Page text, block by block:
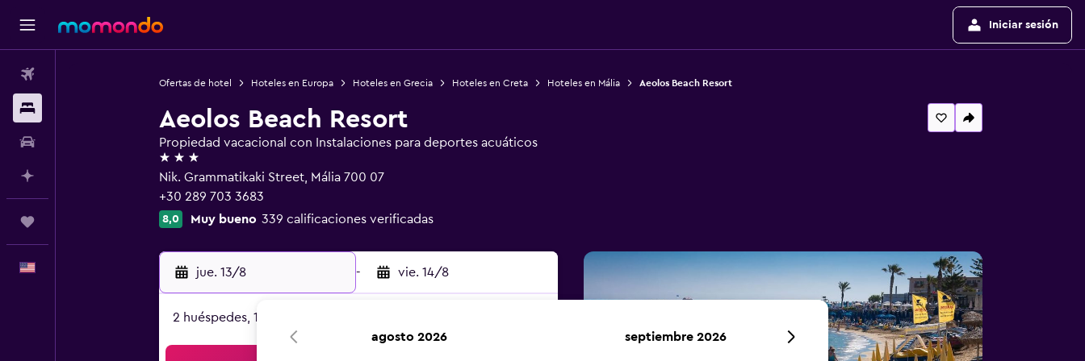
Iniciar sesión
Ofertas de hotel Hoteles en Europa Hoteles en Grecia Hoteles en Creta Hoteles en Mália Aeolos Beach Resort
Aeolos Beach Resort
Propiedad vacacional con Instalaciones para deportes acuáticos
3 estrellas
Nik. Grammatikaki Street, Mália 700 07
+30 289 703 3683
8,0 Muy bueno 339 calificaciones verificadas
jue. 13/8 - vie. 14/8
2 huéspedes, 1 habitación
agosto 2026 septiembre 2026